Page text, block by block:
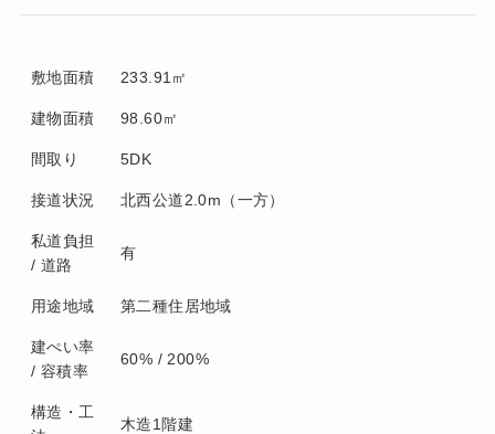
敷地面積 233.91㎡
建物面積 98.60㎡
間取り 5DK
接道状況 北西公道2.0m（一方）
私道負担
/ 道路
有
用途地域 第二種住居地域
建ぺい率
/ 容積率
60% / 200%
構造・工
木造1階建